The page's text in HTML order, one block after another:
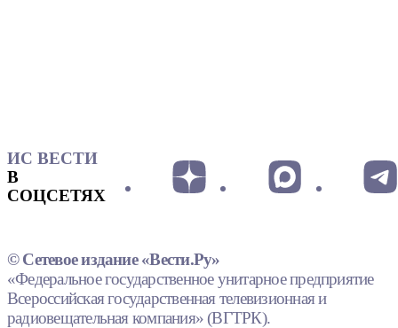
ИС ВЕСТИ
В
СОЦСЕТЯХ
© Сетевое издание «Вести.Ру»
«Федеральное государственное унитарное предприятие
Всероссийская государственная телевизионная и
радиовещательная компания» (ВГТРК).